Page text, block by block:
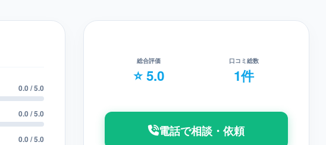
0.0 / 5.0
0.0 / 5.0
0.0 / 5.0
総合評価
⭐ 5.0
口コミ総数
1件
電話で相談・依頼